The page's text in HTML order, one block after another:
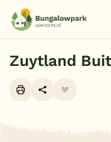
Last
Zuytland